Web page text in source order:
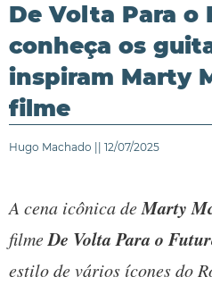
De Volta Para o
conheça os
inspiram Marty
filme
Hugo Machado || 12/07/2025
A cena icônica deMarty
filmeDe Volta Para o
estilo de vários ícones do